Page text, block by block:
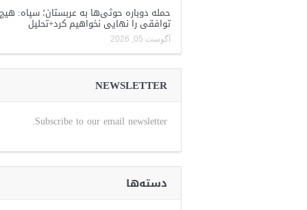
حمله دوباره حوثی‌ها به عربستان؛ سپاه: هیچ
توافقی را نهایی نخواهیم کرد+تحلیل
آگوست 05, 2026
NEWSLETTER
Subscribe to our email newsletter.
دسته‌ها